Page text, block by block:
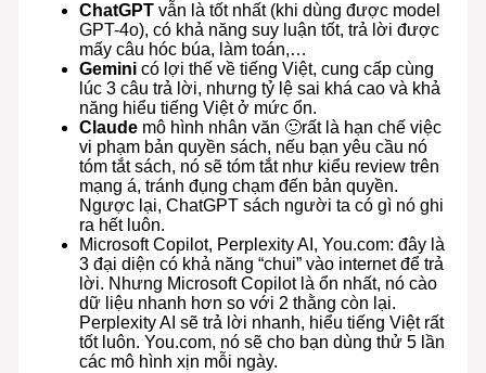
ChatGPT vẫn là tốt nhất (khi dùng được model
GPT-4o), có khả năng suy luận tốt, trả lời được
mấy câu hóc búa, làm toán,…
Gemini có lợi thế về tiếng Việt, cung cấp cùng
lúc 3 câu trả lời, nhưng tỷ lệ sai khá cao và khả
năng hiểu tiếng Việt ở mức ổn.
Claude mô hình nhân văn 🙂rất là hạn chế việc
vi phạm bản quyền sách, nếu bạn yêu cầu nó
tóm tắt sách, nó sẽ tóm tắt như kiểu review trên
mạng á, tránh đụng chạm đến bản quyền.
Ngược lại, ChatGPT sách người ta có gì nó ghi
ra hết luôn.
Microsoft Copilot, Perplexity AI, You.com: đây là
3 đại diện có khả năng “chui” vào internet để trả
lời. Nhưng Microsoft Copilot là ổn nhất, nó cào
dữ liệu nhanh hơn so với 2 thằng còn lại.
Perplexity AI sẽ trả lời nhanh, hiểu tiếng Việt rất
tốt luôn. You.com, nó sẽ cho bạn dùng thử 5 lần
các mô hình xịn mỗi ngày.